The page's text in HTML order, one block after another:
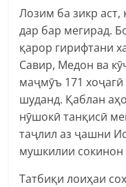
Лозим ба зикр
дар бар мегирад.
қарор гирифтани
Савир, Медон ва
маҷмӯъ 171
шуданд. Қаблан
нӯшокӣ танқисӣ
таҷлил аз ҷашни
мушкилии сокинон
Татбиқи лоиҳаи